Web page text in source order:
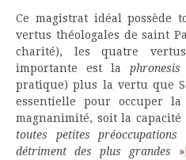
Ce magistrat idéal possède
vertus théologales de saint
charité), les quatre
importante est la phronesis
pratique) plus la vertu que
essentielle pour occuper
magnanimité, soit la capacité
toutes petites
détriment des plus grandes »